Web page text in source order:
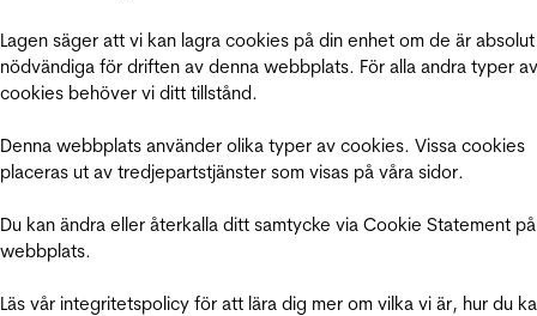
Lagen säger att vi kan lagra cookies på din enhet om de är absolut
nödvändiga för driften av denna webbplats. För alla andra typer av
cookies behöver vi ditt tillstånd.
Denna webbplats använder olika typer av cookies. Vissa cookies
placeras ut av tredjepartstjänster som visas på våra sidor.
Du kan ändra eller återkalla ditt samtycke via Cookie Statement
webbplats.
Läs vår integritetspolicy för att lära dig mer om vilka vi är, hur du